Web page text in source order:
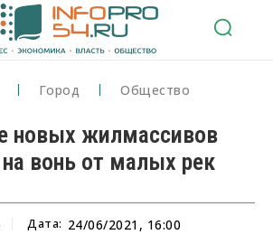
Город Общество
новых жилмассивов
вонь от малых рек
Дата: 24/06/2021, 16:00